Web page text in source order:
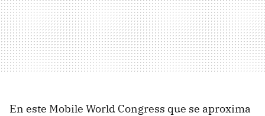
En este Mobile World Congress que se aproxima